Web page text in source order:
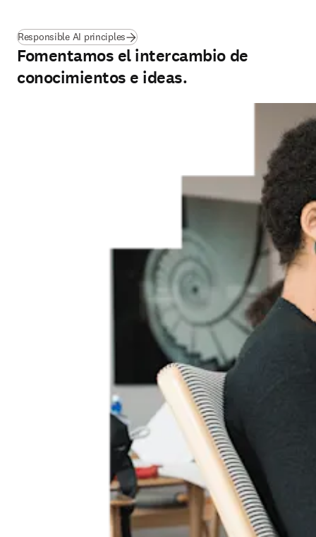
Responsible AI principles
Fomentamos el intercambio de
conocimientos e ideas.